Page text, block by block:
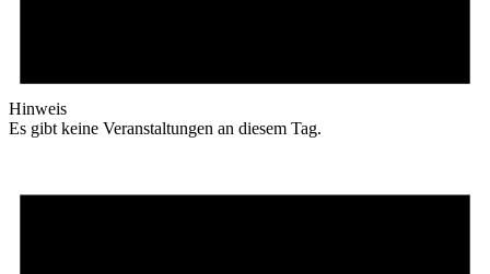
Hinweis
Es gibt keine Veranstaltungen an diesem Tag.